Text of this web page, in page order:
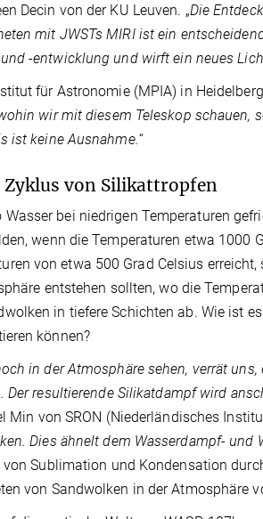
Decin von der KU Leuven. „Die
mit JWSTs MIRI ist ein
-entwicklung und wirft ein neues
für Astronomie (MPIA) in
wir mit diesem Teleskop schauen,
ist keine Ausnahme.“
von Silikattropfen
bei niedrigen Temperaturen
wenn die Temperaturen etwa 1000
von etwa 500 Grad Celsius
entstehen sollten, wo die
in tiefere Schichten ab. Wie ist
können?
in der Atmosphäre sehen, verrät
Der resultierende Silikatdampf wird
Min von SRON (Niederländisches
Dies ähnelt dem Wasserdampf- und
von Sublimation und Kondensation
von Sandwolken in der Atmosphäre